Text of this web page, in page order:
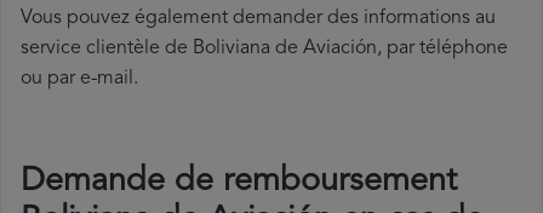
Vous pouvez également demander des informations au
service clientèle de Boliviana de Aviación, par téléphone
ou par e-mail.
Demande de remboursement